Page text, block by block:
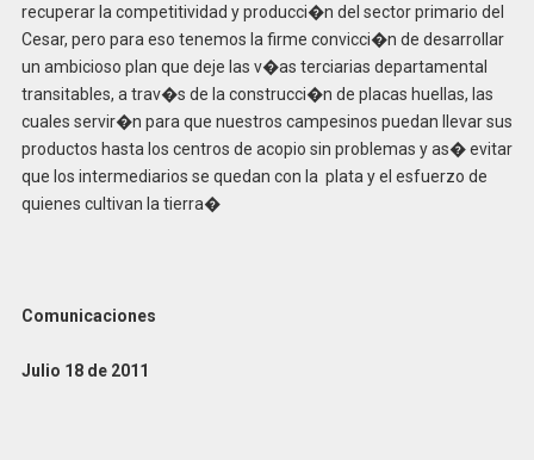
recuperar la competitividad y producci�n del sector primario del
Cesar, pero para eso tenemos la firme convicci�n de desarrollar
un ambicioso plan que deje las v�as terciarias departamental
transitables, a trav�s de la construcci�n de placas huellas, las
cuales servir�n para que nuestros campesinos puedan llevar sus
productos hasta los centros de acopio sin problemas y as� evitar
que los intermediarios se quedan con la plata y el esfuerzo de
quienes cultivan la tierra�
Comunicaciones
Julio 18 de 2011